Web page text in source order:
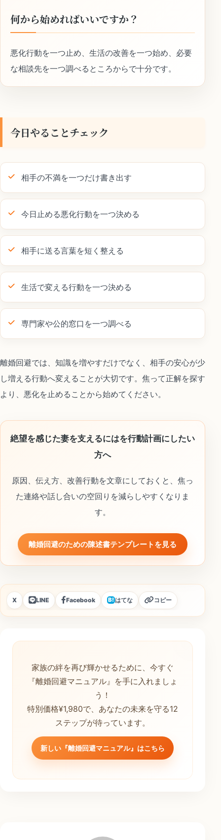
何から始めればいいですか？
悪化行動を一つ止め、生活の改善を一つ始め、必要
な相談先を一つ調べるところからで十分です。
今日やることチェック
相手の不満を一つだけ書き出す
今日止める悪化行動を一つ決める
相手に送る言葉を短く整える
生活で変える行動を一つ決める
専門家や公的窓口を一つ調べる
離婚回避では、知識を増やすだけでなく、相手の安心が少
し増える行動へ変えることが大切です。焦って正解を探す
より、悪化を止めることから始めてください。
絶望を感じた妻を支えるにはを行動計画にしたい
方へ
原因、伝え方、改善行動を文章にしておくと、焦っ
た連絡や話し合いの空回りを減らしやすくなりま
す。
離婚回避のための陳述書テンプレートを見る
X LINE Facebook B!はてな コピー
家族の絆を再び輝かせるために、今すぐ
『離婚回避マニュアル』を手に入れましょ
う！
特別価格¥1,980で、あなたの未来を守る12
ステップが待っています。
新しい『離婚回避マニュアル』はこちら